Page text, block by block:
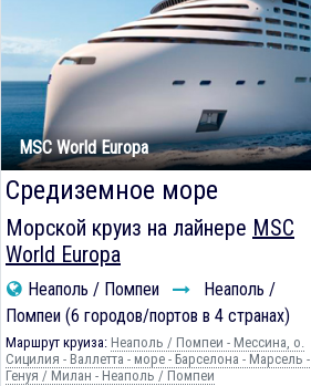
MSC World Europa
Средиземное море
Морской круиз на лайнере MSC
World Europa
Неаполь / Помпеи
Неаполь /
Помпеи (6 городов/портов в 4 странах)
Маршрут круиза: Неаполь / Помпеи - Мессина, о.
Сицилия - Валлетта - море - Барселона - Марсель -
Генуя / Милан - Неаполь / Помпеи